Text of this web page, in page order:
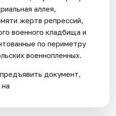
аллея,
жертв репрессий,
военного кладбища и
по периметру
военнопленных.
документ,